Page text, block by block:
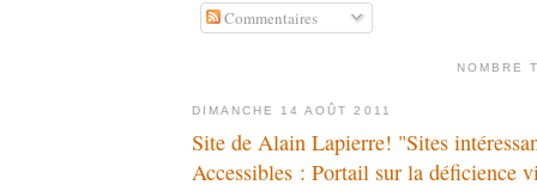
Commentaires
NOMBRE
DIMANCHE 14 AOÛT 2011
Site de Alain Lapierre! "Sites
Accessibles : Portail sur la déficience